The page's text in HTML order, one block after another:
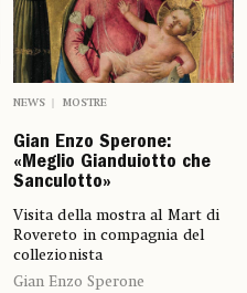
NEWS MOSTRE
Gian Enzo Sperone:
«Meglio Gianduiotto che
Sanculotto»
Visita della mostra al Mart di
Rovereto in compagnia del
collezionista
Gian Enzo Sperone